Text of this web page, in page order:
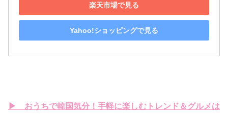
楽天市場で見る
Yahoo!ショッピングで見る
▶ おうちで韓国気分！手軽に楽しむトレンド＆グルメは